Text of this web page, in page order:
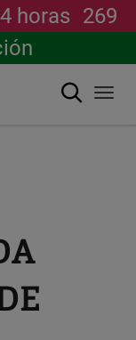
horas 269
Buscar